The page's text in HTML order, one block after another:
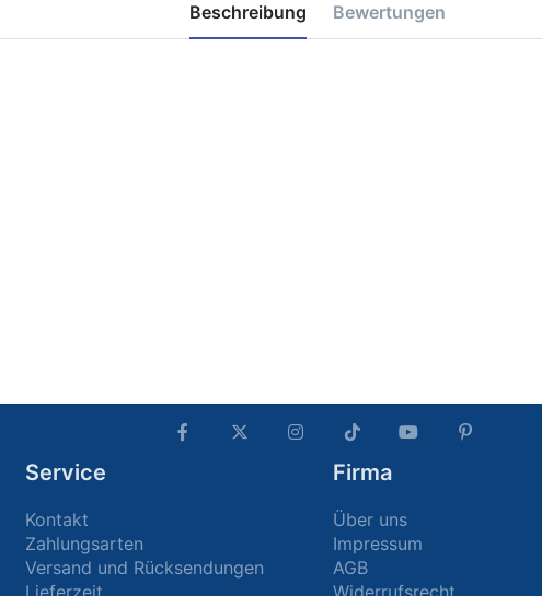
Beschreibung Bewertungen
Service
Kontakt
Zahlungsarten
Versand und Rücksendungen
Lieferzeit
Firma
Über uns
Impressum
AGB
Widerrufsrecht